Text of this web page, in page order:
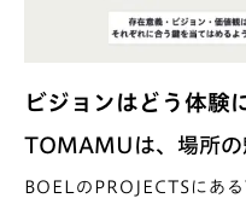
ビジョンはどう体験
TOMAMUは、場所の
BOELのPROJECTSにあ